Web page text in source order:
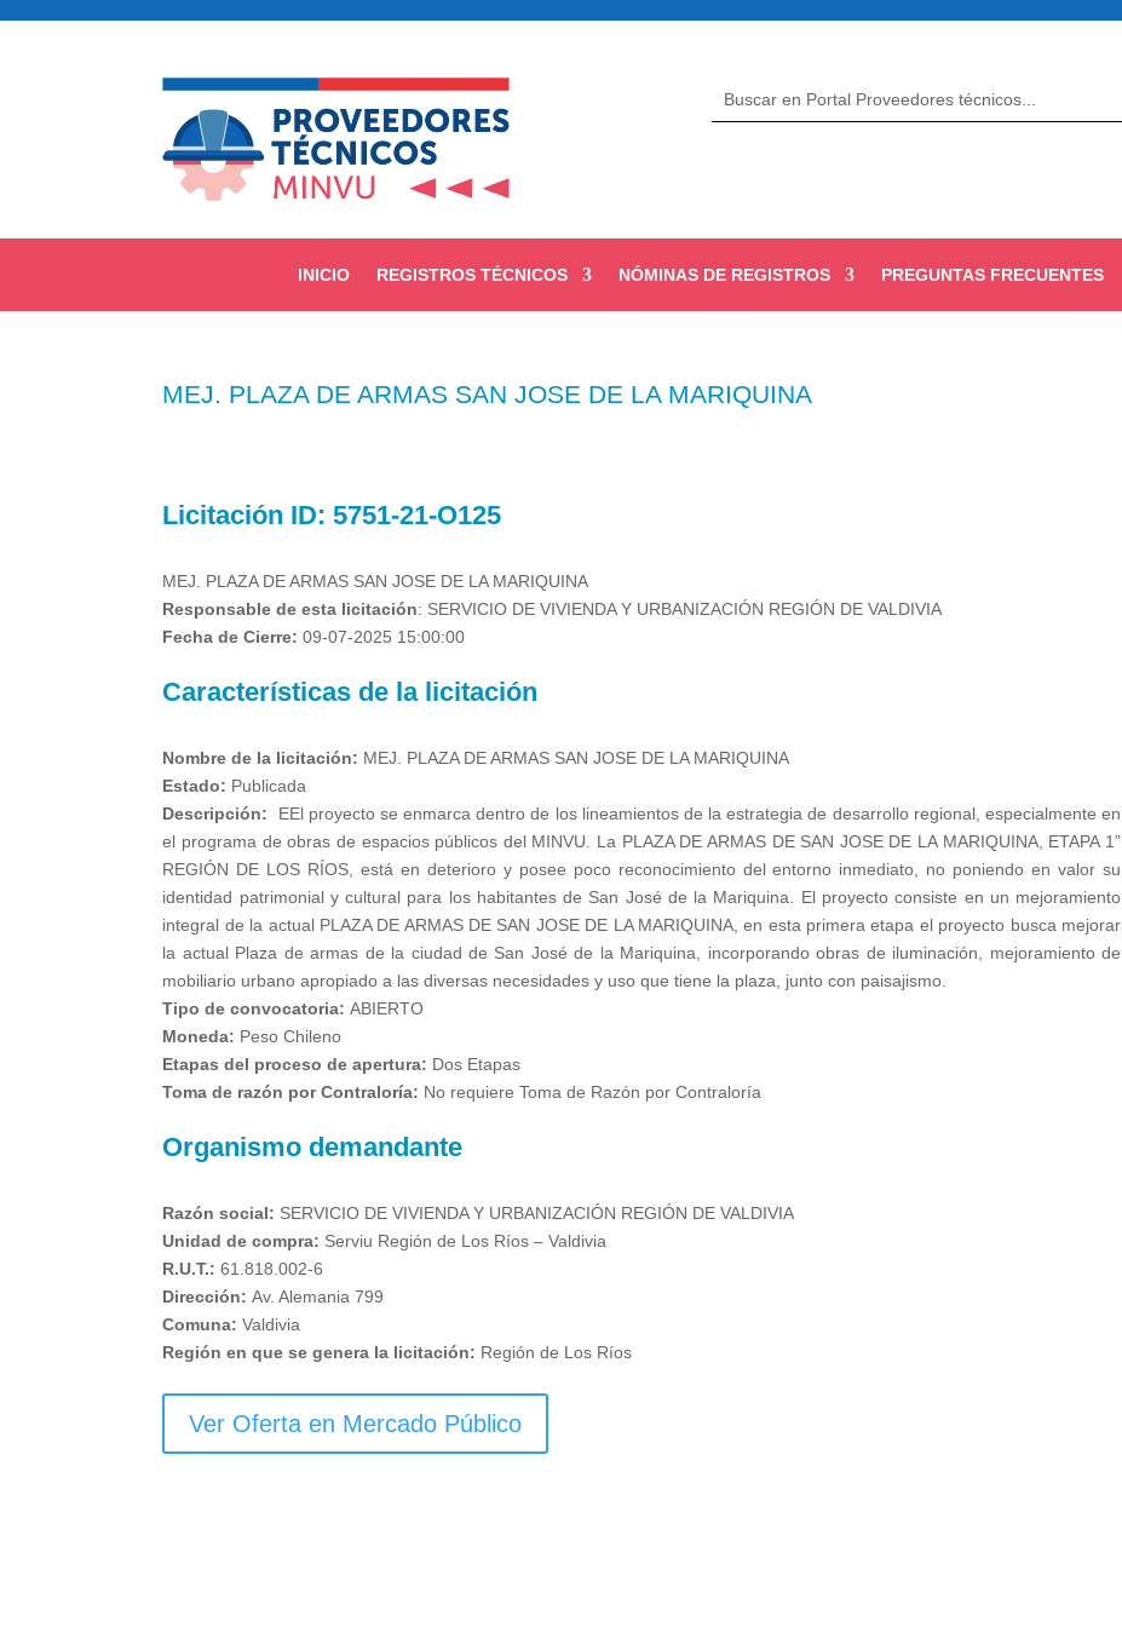
INICIO REGISTROS TÉCNICOS NÓMINAS DE REGISTROS PREGUNTAS FRECUENTES
MEJ. PLAZA DE ARMAS SAN JOSE DE LA MARIQUINA
Licitación ID: 5751-21-O125
MEJ. PLAZA DE ARMAS SAN JOSE DE LA MARIQUINA
Responsable de esta licitación: SERVICIO DE VIVIENDA Y URBANIZACIÓN REGIÓN DE VALDIVIA
Fecha de Cierre: 09-07-2025 15:00:00
Características de la licitación
Nombre de la licitación: MEJ. PLAZA DE ARMAS SAN JOSE DE LA MARIQUINA
Estado: Publicada
Descripción:
EEl proyecto se enmarca dentro de los lineamientos de la estrategia de desarrollo regional, especialmente en
el programa de obras de espacios públicos del MINVU. La PLAZA DE ARMAS DE SAN JOSE DE LA MARIQUINA, ETAPA 1”
REGIÓN DE LOS RÍOS, está en deterioro y posee poco reconocimiento del entorno inmediato, no poniendo en valor su
identidad patrimonial y cultural para los habitantes de San José de la Mariquina. El proyecto consiste en un mejoramiento
integral de la actual PLAZA DE ARMAS DE SAN JOSE DE LA MARIQUINA, en esta primera etapa el proyecto busca mejorar
la actual Plaza de armas de la ciudad de San José de la Mariquina, incorporando obras de iluminación, mejoramiento de
mobiliario urbano apropiado a las diversas necesidades y uso que tiene la plaza, junto con paisajismo.
Tipo de convocatoria: ABIERTO
Moneda: Peso Chileno
Etapas del proceso de apertura: Dos Etapas
Toma de razón por Contraloría: No requiere Toma de Razón por Contraloría
Organismo demandante
Razón social: SERVICIO DE VIVIENDA Y URBANIZACIÓN REGIÓN DE VALDIVIA
Unidad de compra: Serviu Región de Los Ríos – Valdivia
R.U.T.:61.818.002-6
Dirección:Av. Alemania 799
Comuna:Valdivia
Región en que se genera la licitación: Región de Los Ríos
Ver Oferta en Mercado Público